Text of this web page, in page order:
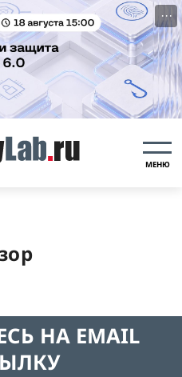
···
МЕНЮ
НА EMAIL